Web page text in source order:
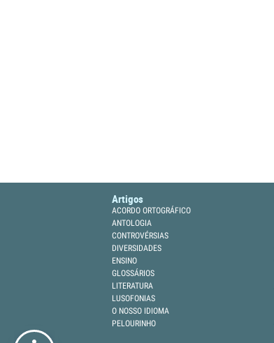
Artigos
ACORDO ORTOGRÁFICO
ANTOLOGIA
CONTROVÉRSIAS
DIVERSIDADES
ENSINO
GLOSSÁRIOS
LITERATURA
LUSOFONIAS
O NOSSO IDIOMA
PELOURINHO